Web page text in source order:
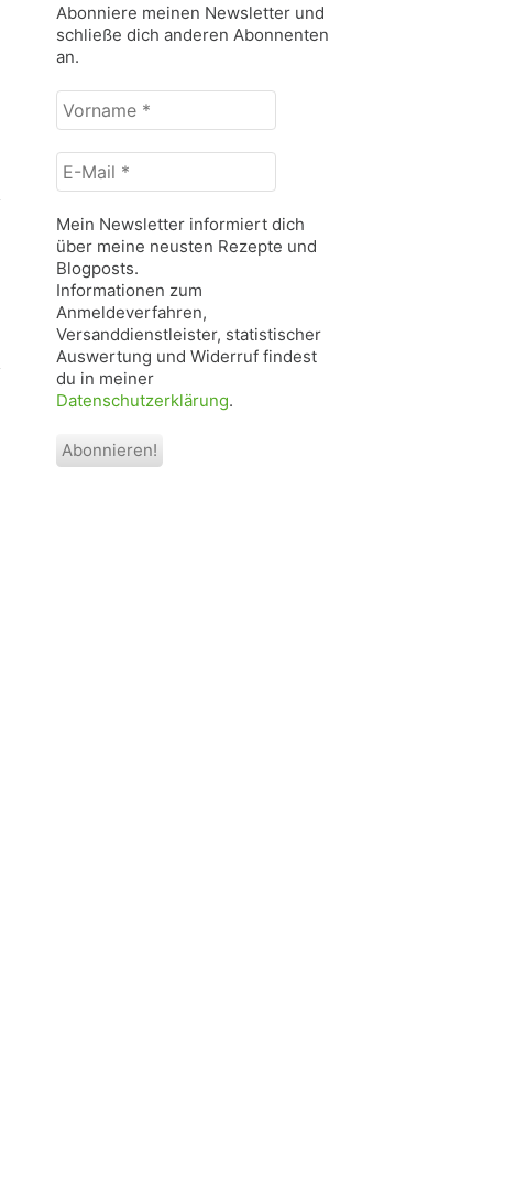
Abonniere meinen Newsletter und
schließe dich anderen Abonnenten
an.
Vorname
E-
Mail
Mein Newsletter informiert dich
über meine neusten Rezepte und
Blogposts.
Informationen zum
Anmeldeverfahren,
Versanddienstleister, statistischer
Auswertung und Widerruf findest
du in meiner
Datenschutzerklärung.